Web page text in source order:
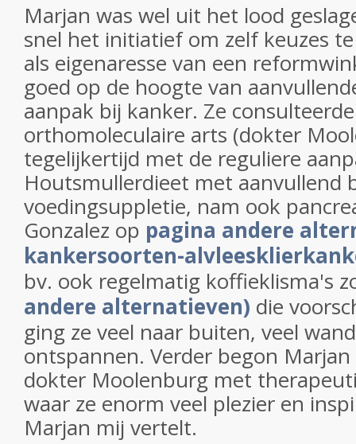
Marjan was wel uit het lood
snel het initiatief om zelf keuzes
als eigenaresse van een
goed op de hoogte van
aanpak bij kanker. Ze
orthomoleculaire arts (dokter
tegelijkertijd met de reguliere
Houtsmullerdieet met aanvullend
voedingsuppletie, nam ook
Gonzalez op pagina andere
kankersoorten-
bv. ook regelmatig koffieklisma's
andere alternatieven) die
ging ze veel naar buiten, veel
ontspannen. Verder begon Marjan
dokter Moolenburg met
waar ze enorm veel plezier en
Marjan mij vertelt.